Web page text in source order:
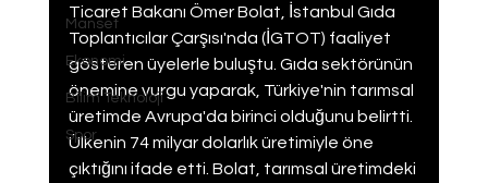
Manset
Ekonomi
Bilim Teknoloji
Spor
Ticaret Bakanı Ömer Bolat, İstanbul Gıda
Toplantıcılar Çarşısı'nda (İGTOT) faaliyet
gösteren üyelerle buluştu. Gıda sektörünün
önemine vurgu yaparak, Türkiye'nin tarımsal
üretimde Avrupa'da birinci olduğunu belirtti.
Ülkenin 74 milyar dolarlık üretimiyle öne
çıktığını ifade etti. Bolat, tarımsal üretimdeki